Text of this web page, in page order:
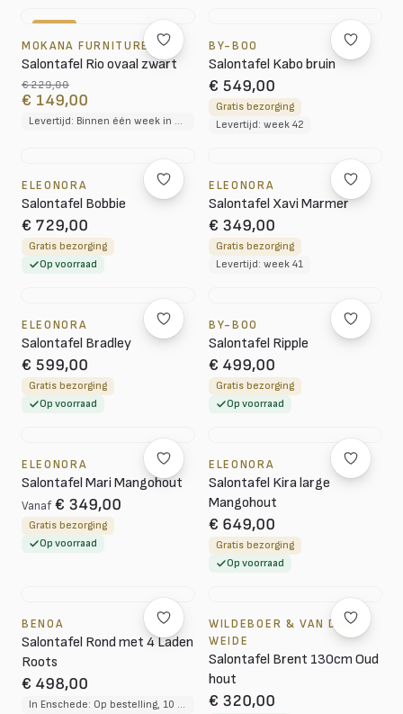
MOKANA FURNITURE
Salontafel Rio ovaal zwart
€ 229,00
€ 149,00
Levertijd: Binnen één week in huis
BY-BOO
Salontafel Kabo bruin
€ 549,00
Gratis bezorging
Levertijd: week 42
ELEONORA
Salontafel Bobbie
€ 729,00
Gratis bezorging
Op voorraad
ELEONORA
Salontafel Xavi Marmer
€ 349,00
Gratis bezorging
Levertijd: week 41
ELEONORA
Salontafel Bradley
€ 599,00
Gratis bezorging
Op voorraad
BY-BOO
Salontafel Ripple
€ 499,00
Gratis bezorging
Op voorraad
ELEONORA
Salontafel Mari Mangohout
Vanaf € 349,00
Gratis bezorging
Op voorraad
ELEONORA
Salontafel Kira large
Mangohout
€ 649,00
Gratis bezorging
Op voorraad
BENOA
Salontafel Rond met 4 Laden
Roots
€ 498,00
In Enschede: Op bestelling, 10 tot 12 weken levertijd
WILDEBOER & VAN DER
WEIDE
Salontafel Brent 130cm Oud
hout
€ 320,00